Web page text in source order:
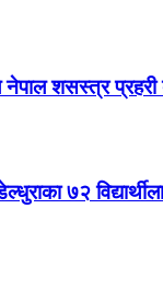
नेपाल शसस्त्र
७२